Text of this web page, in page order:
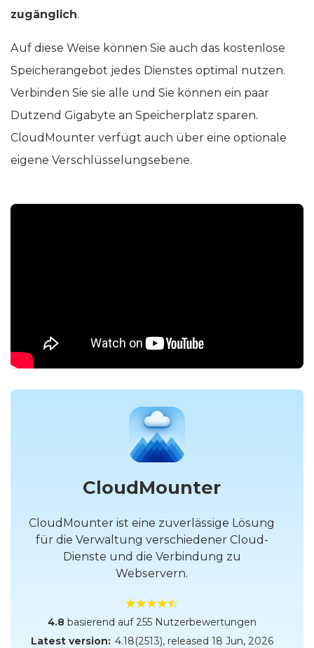
zugänglich.
Auf diese Weise können Sie auch das kostenlose
Speicherangebot jedes Dienstes optimal nutzen.
Verbinden Sie sie alle und Sie können ein paar
Dutzend Gigabyte an Speicherplatz sparen.
CloudMounter verfügt auch über eine optionale
eigene Verschlüsselungsebene.
CloudMounter
CloudMounter ist eine zuverlässige Lösung
für die Verwaltung verschiedener Cloud-
Dienste und die Verbindung zu
Webservern.
4.8 basierend auf 255 Nutzerbewertungen
Latest version: 4.18(2513), released 18 Jun, 2026